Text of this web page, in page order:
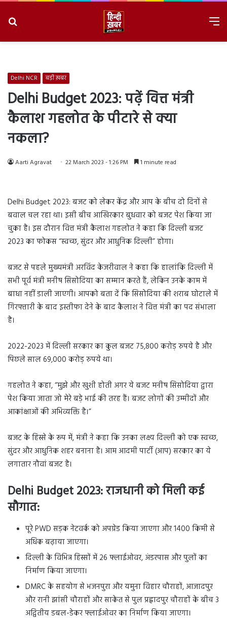
Delhi NCR बड़ी ख़बर
Delhi Budget 2023: पढ़ें वित्त मंत्री
कैलाश गहलोत के पीटारे से क्या
नकला?
Aarti Agravat 22 March 2023 - 1:26 PM 1 minute read
Delhi Budget 2023: बजट को लेकर केंद्र और आप के बीच दो दिनों से
बवाल चल रहा था। इसी बीच आखिरकार बुधवार को बजट पेश किया जा
चुका है। इस दौरान वित्त मंत्री कैलाश गहलोत ने कहा कि दिल्ली बजट
2023 का फोकस “स्वच्छ, सुंदर और आधुनिक दिल्ली” होगा।
बजट से पहले मुख्यमंत्री अरविंद केजरीवाल ने कहा कि हालांकि दिल्ली में
सभी पूर्व मंत्री मनीष सिसोदिया का सम्मान करते हैं, लेकिन उनके काम में
बाधा नहीं डाली जाएगी। आपको बता दें कि सिसोदिया की शराब घोटाले में
गिरफ्तारी के बाद इस्तीफा देने के बाद कैलाश ने वित्त मंत्री का पद संभाला
है।
2022-2023 में दिल्ली सरकार का कुल बजट 75,800 करोड़ रुपये है और
पिछले साल 69,000 करोड़ रुपये था।
गहलोत ने कहा, “मुझे और खुशी होती अगर ये बजट मनीष सिसोदिया द्वारा
पेश किया जाता जो मेरे बड़े भाई की तरह हैं। बजट लोगों की उम्मीदों और
आकांक्षाओं की अभिव्यक्ति है।”
बजट के हिस्से के रूप में, मंत्री ने कहा कि उनका लक्ष्य दिल्ली को एक स्वच्छ,
सुंदर और आधुनिक शहर बनाना है। आम आदमी पार्टी (आप) सरकार का ये
लगातार नौवां बजट है।
Delhi Budget 2023: राजधानी को मिली कई
सौगात:
पूरे PWD सड़क नेटवर्क को अपग्रेड किया जाएगा और 1400 किमी से
अधिक बढ़ाया जाएगा।
दिल्ली के विभिन्न हिस्सों में 26 फ्लाईओवर, अंडरपास और पुलों का
निर्माण किया जाएगा।
DMRC के सहयोग से भजनपुरा और यमुना विहार चौराहों, आजादपुर
और रानी झांसी चौराहों और साकेत से पुल प्रह्लादपुर चौराहों के बीच 3
अद्वितीय डबल-डेकर फ्लाईओवर का निर्माण किया जाएगा।